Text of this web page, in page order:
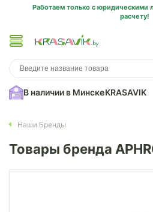
Работаем только с юридическими
расчету!
В наличии в МинскеKRASAVIK
Наши Бренды
Товары бренда